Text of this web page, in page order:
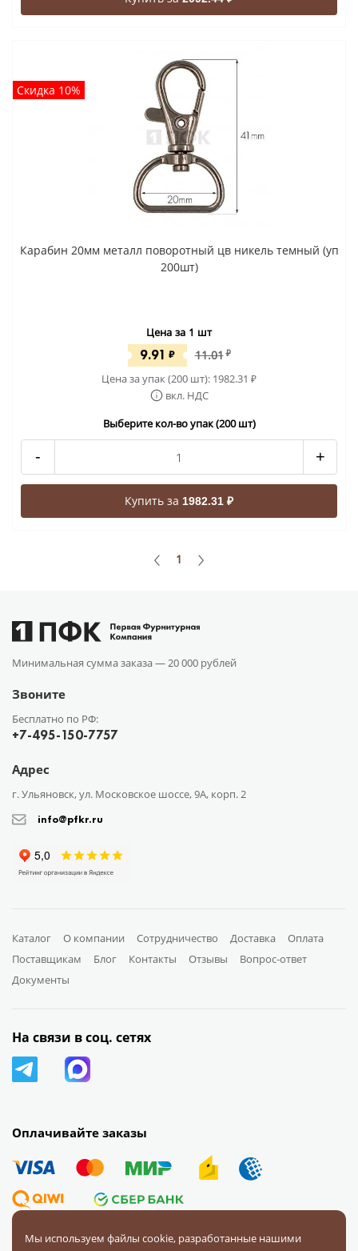
Скидка 10%
Карабин 20мм металл поворотный цв никель темный (уп
200шт)
Цена за 1 шт
9.91 ₽ 11.01 ₽
Цена за упак (200 шт): 1982.31 ₽
вкл. НДС
Выберите кол-во упак (200 шт)
- +
Купить за 1982.31 ₽
1
Минимальная сумма заказа —20 000 рублей
Звоните
Бесплатно по РФ:
+7-495-150-7757
Адрес
г. Ульяновск, ул. Московское шоссе, 9А, корп. 2
info@pfkr.ru
Каталог О компании Сотрудничество Доставка
Оплата
Поставщикам
Блог Контакты Отзывы
Вопрос-ответ
Документы
Оплачивайте заказы
На связи в соц. сетях
Мы используем файлы cookie, разработанные нашими